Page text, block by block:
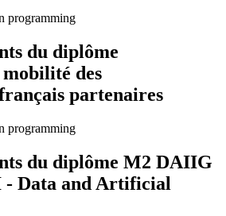
programming
du diplôme
des
partenaires
programming
du diplôme M2 DAIIG
Data and Artificial